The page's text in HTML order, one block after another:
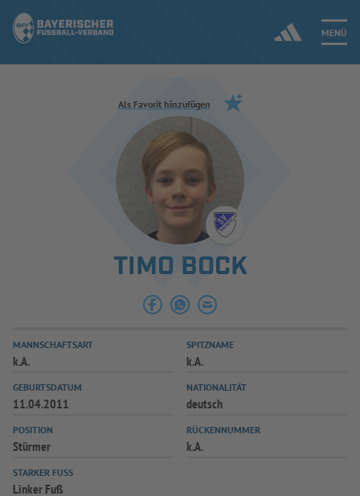
MENÜ
Jetzt einloggen
ERGEBNISSE & WETTBEWERBE
SPIELBETRIEB & VERBANDSLEBEN
AUSBILDUNG & FÖRDERUNG
SPIELPLUS
Als Favorit hinzufügen
TIMO BOCK
MANNSCHAFTSART
k.A.
SPITZNAME
k.A.
GEBURTSDATUM
11.04.2011
NATIONALITÄT
deutsch
POSITION
Stürmer
RÜCKENNUMMER
k.A.
STARKER FUSS
Linker Fuß